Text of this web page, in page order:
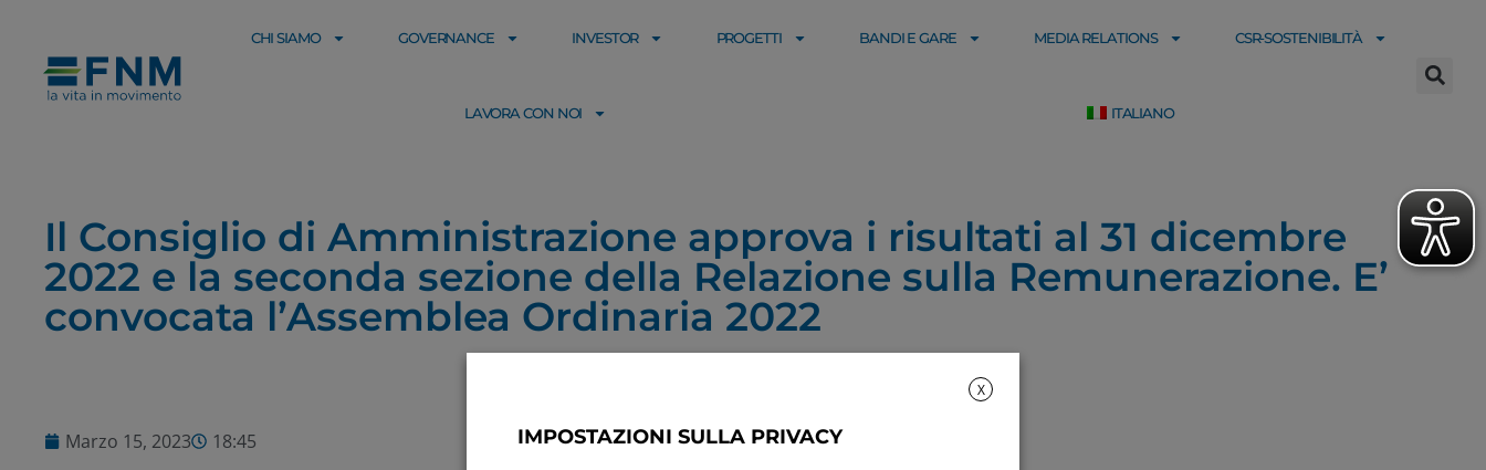
CHI SIAMO GOVERNANCE INVESTOR PROGETTI BANDI E GARE MEDIA RELATIONS CSR-SOSTENIBILITÀ
LAVORA CON NOI ITALIANO
Il Consiglio di Amministrazione approva i risultati al 31 dicembre
2022 e la seconda sezione della Relazione sulla Remunerazione. E’
convocata l’Assemblea Ordinaria 2022
Marzo 15, 2023 18:45
X
IMPOSTAZIONI SULLA PRIVACY